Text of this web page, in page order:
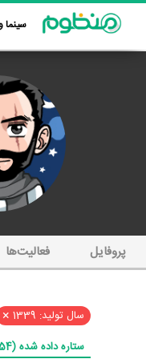
سینما
پروفایل فعالیت‌ها
سال تولید: 1339 ×
ستاره داده شده (754)